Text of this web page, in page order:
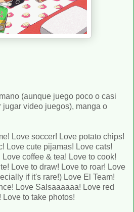
(aunque juego poco o casi
jugar video juegos), manga o
Love soccer! Love potato chips!
Love cute pijamas! Love cats!
coffee & tea! Love to cook!
Love to draw! Love to roar! Love
if it's rare!) Love El Team!
Love Salsaaaaaa! Love red
to take photos!